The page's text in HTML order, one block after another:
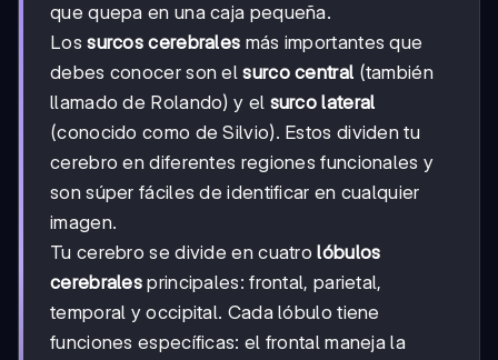
que quepa en una caja pequeña.
Lossurcos cerebrales más importantes que
debes conocer son elsurco central (también
llamado de Rolando) y el surco lateral
(conocido como de Silvio). Estos dividen tu
cerebro en diferentes regiones funcionales y
son súper fáciles de identificar en cualquier
imagen.
Tu cerebro se divide en cuatrolóbulos
cerebrales principales: frontal, parietal,
temporal y occipital. Cada lóbulo tiene
funciones específicas: el frontal maneja la